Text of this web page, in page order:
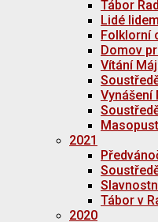
Tábor
Lidé
Folklorní
Domov
Vítání
Vynášení
2021
Tábor v
2020